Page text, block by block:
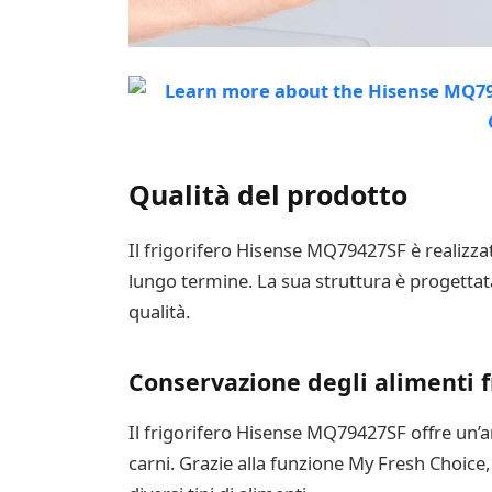
Qualità del prodotto
Il frigorifero Hisense MQ79427SF è
lungo termine. La sua struttura è
qualità.
Conservazione degli alimenti
Il frigorifero Hisense MQ79427SF offre
carni. Grazie alla funzione My Fresh